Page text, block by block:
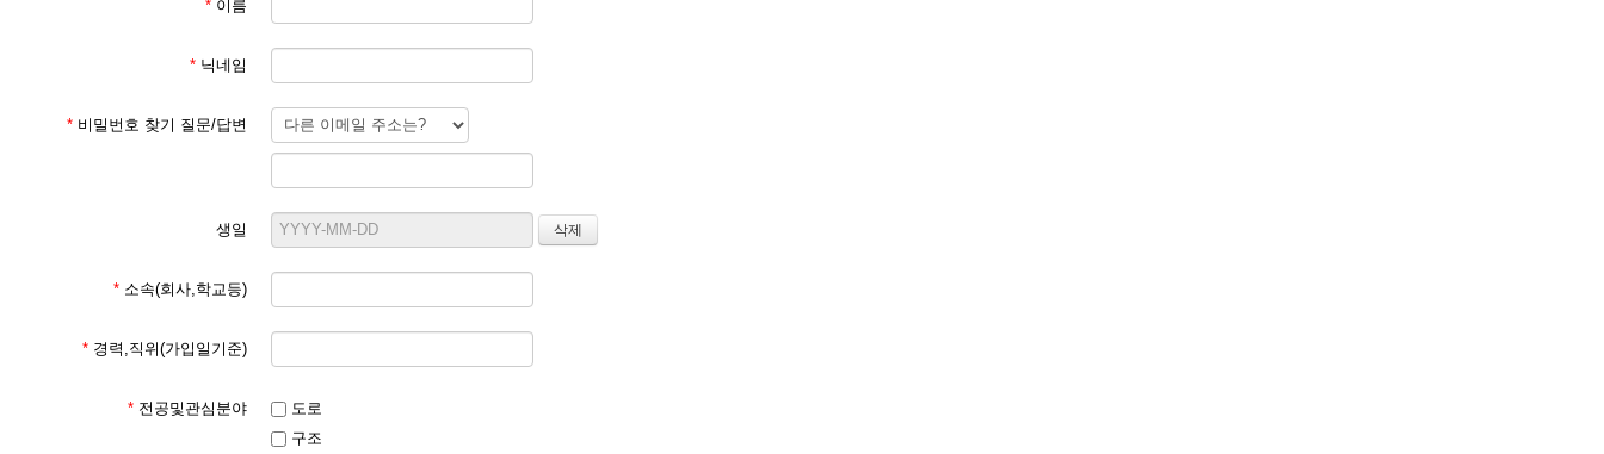
* 이름
* 닉네임
* 비밀번호 찾기 질문/답변
생일
* 소속(회사,학교등)
* 경력,직위(가입일기준)
* 전공및관심분야
도로
구조